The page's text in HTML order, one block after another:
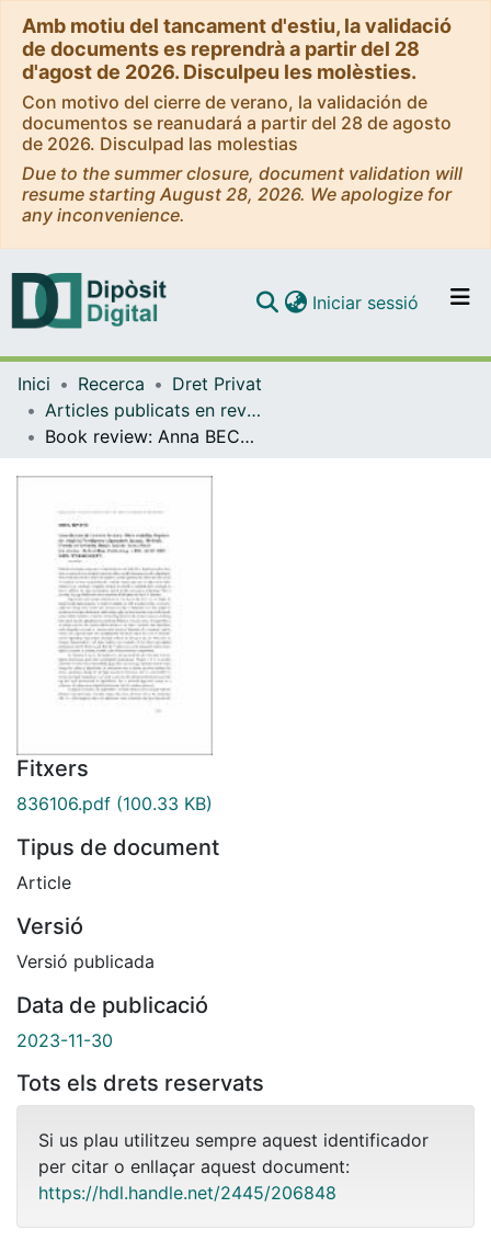
Amb motiu del tancament d'estiu, la validació
de documents es reprendrà a partir del 28
d'agost de 2026. Disculpeu les molèsties.
Con motivo del cierre de verano, la validación de
documentos se reanudará a partir del 28 de agosto
de 2026. Disculpad las molestias
Due to the summer closure, document validation will
resume starting August 28, 2026. We apologize for
any inconvenience.
Navega per tot el DD
Com publicar
Iniciar sessió (current)
Inici Recerca
Dret Privat
Articles publicats en revistes (Dret Privat)
Book review: Anna BECKERS & Gunther TEUBNER, Three Liability Regimesfor Artificial Intelligence Algorithmic Actants, Hybrids, Crowds, 1st edition. Oxford: Hart Publishing. i-192. 42.99 GBP. ISBN: 9781509949373.
Fitxers
836106.pdf (100.33 KB)
Tipus de document
Article
Versió
Versió publicada
Data de publicació
2023-11-30
Tots els drets reservats
Si us plau utilitzeu sempre aquest identificador
per citar o enllaçar aquest document:
https://hdl.handle.net/2445/206848